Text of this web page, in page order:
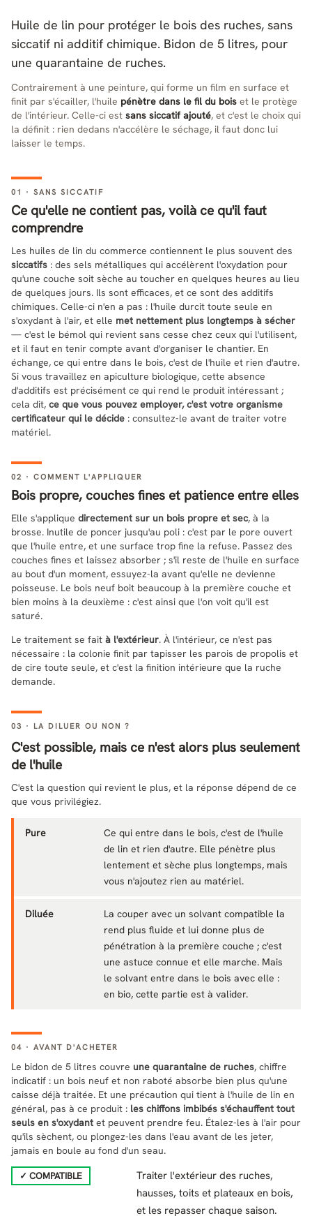
Huile de lin pour protéger le bois des ruches, sans
siccatif ni additif chimique. Bidon de 5 litres, pour
une quarantaine de ruches.
Contrairement à une peinture, qui forme un film en surface et
finit par s'écailler, l'huile pénètre dans le fil du bois et le protège
de l'intérieur. Celle-ci est sans siccatif ajouté, et c'est le choix qui
la définit : rien dedans n'accélère le séchage, il faut donc lui
laisser le temps.
01 · SANS SICCATIF
Ce qu'elle ne contient pas, voilà ce qu'il faut
comprendre
Les huiles de lin du commerce contiennent le plus souvent des
siccatifs : des sels métalliques qui accélèrent l'oxydation pour
qu'une couche soit sèche au toucher en quelques heures au lieu
de quelques jours. Ils sont efficaces, et ce sont des additifs
chimiques. Celle-ci n'en a pas : l'huile durcit toute seule en
s'oxydant à l'air, et elle met nettement plus longtemps à sécher
— c'est le bémol qui revient sans cesse chez ceux qui l'utilisent,
et il faut en tenir compte avant d'organiser le chantier. En
échange, ce qui entre dans le bois, c'est de l'huile et rien d'autre.
Si vous travaillez en apiculture biologique, cette absence
d'additifs est précisément ce qui rend le produit intéressant ;
cela dit, ce que vous pouvez employer, c'est votre organisme
certificateur qui le décide : consultez-le avant de traiter votre
matériel.
02 · COMMENT L'APPLIQUER
Bois propre, couches fines et patience entre elles
Elle s'applique directement sur un bois propre et sec, à la
brosse. Inutile de poncer jusqu'au poli : c'est par le pore ouvert
que l'huile entre, et une surface trop fine la refuse. Passez des
couches fines et laissez absorber ; s'il reste de l'huile en surface
au bout d'un moment, essuyez-la avant qu'elle ne devienne
poisseuse. Le bois neuf boit beaucoup à la première couche et
bien moins à la deuxième : c'est ainsi que l'on voit qu'il est
saturé.
Le traitement se fait à l'extérieur. À l'intérieur, ce n'est pas
nécessaire : la colonie finit par tapisser les parois de propolis et
de cire toute seule, et c'est la finition intérieure que la ruche
demande.
03 · LA DILUER OU NON ?
C'est possible, mais ce n'est alors plus seulement
de l'huile
C'est la question qui revient le plus, et la réponse dépend de ce
que vous privilégiez.
Pure
Ce qui entre dans le bois, c'est de l'huile
de lin et rien d'autre. Elle pénètre plus
lentement et sèche plus longtemps, mais
vous n'ajoutez rien au matériel.
Diluée
La couper avec un solvant compatible la
rend plus fluide et lui donne plus de
pénétration à la première couche ; c'est
une astuce connue et elle marche. Mais
le solvant entre dans le bois avec elle :
en bio, cette partie est à valider.
04 · AVANT D'ACHETER
Le bidon de 5 litres couvre une quarantaine de ruches, chiffre
indicatif : un bois neuf et non raboté absorbe bien plus qu'une
caisse déjà traitée. Et une précaution qui tient à l'huile de lin en
général, pas à ce produit : les chiffons imbibés s'échauffent tout
seuls en s'oxydant et peuvent prendre feu. Étalez-les à l'air pour
qu'ils sèchent, ou plongez-les dans l'eau avant de les jeter,
jamais en boule au fond d'un seau.
✓ COMPATIBLE
Traiter l'extérieur des ruches,
hausses, toits et plateaux en bois,
et les repasser chaque saison.